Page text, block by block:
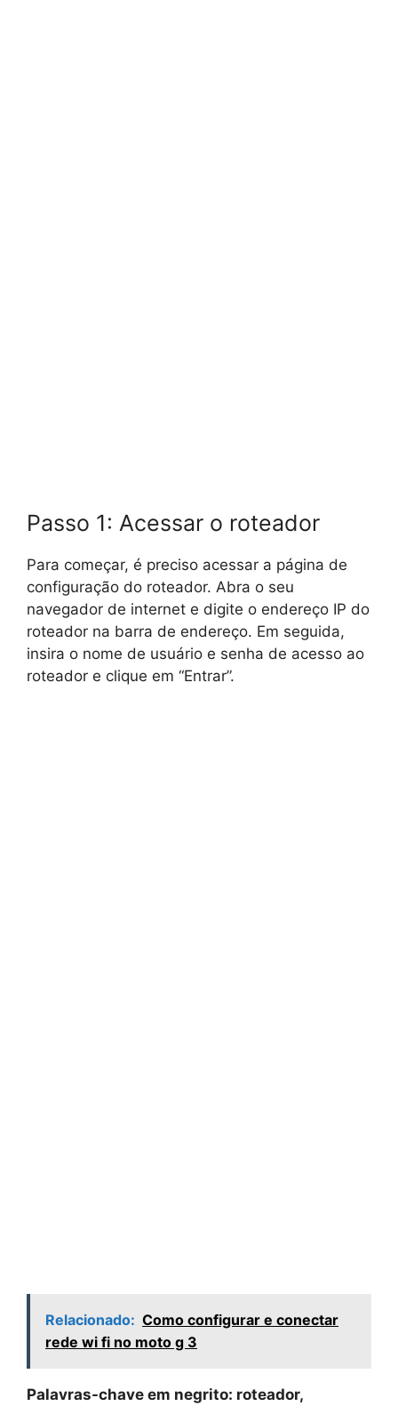
Passo 1: Acessar o roteador
Para começar, é preciso acessar a página de
configuração do roteador. Abra o seu
navegador de internet e digite o endereço IP do
roteador na barra de endereço. Em seguida,
insira o nome de usuário e senha de acesso ao
roteador e clique em “Entrar”.
Relacionado: Como configurar e conectar
rede wi fi no moto g 3
Palavras-chave em negrito: roteador,